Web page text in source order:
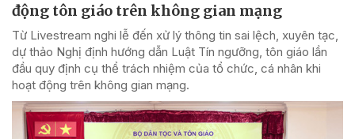
động tôn giáo trên không gian mạng
Từ Livestream nghi lễ đến xử lý thông tin sai lệch, xuyên tạc,
dự thảo Nghị định hướng dẫn Luật Tín ngưỡng, tôn giáo lần
đầu quy định cụ thể trách nhiệm của tổ chức, cá nhân khi
hoạt động trên không gian mạng.